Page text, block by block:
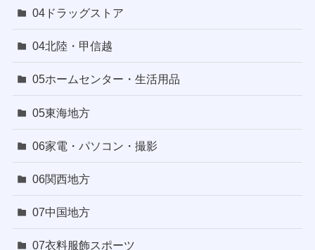
04ドラッグストア
04北陸・甲信越
05ホームセンター・生活用品
05東海地方
06家電・パソコン・撮影
06関西地方
07中国地方
07衣料服飾スポーツ